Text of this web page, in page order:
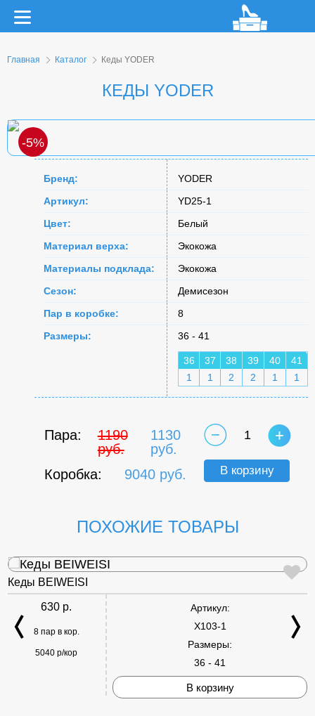
Главная Каталог Кеды YODER
КЕДЫ YODER
-5%
Бренд:
YODER
Артикул:
YD25-1
Цвет:
Белый
Материал верха:
Экокожа
Материалы подклада:
Экокожа
Сезон:
Демисезон
Пар в коробке:
8
Размеры:
36 - 41
36 37 38 39 40
41
1
1 2 2 1 1
Пара:
1190
руб.
1130
руб.
Коробка:
9040 руб.
1
В корзину
ПОХОЖИЕ ТОВАРЫ
Кеды BEIWEISI
630 р.
8 пар в кор.
5040 р/кор
Артикул:
X103-1
Размеры:
36 - 41
В корзину